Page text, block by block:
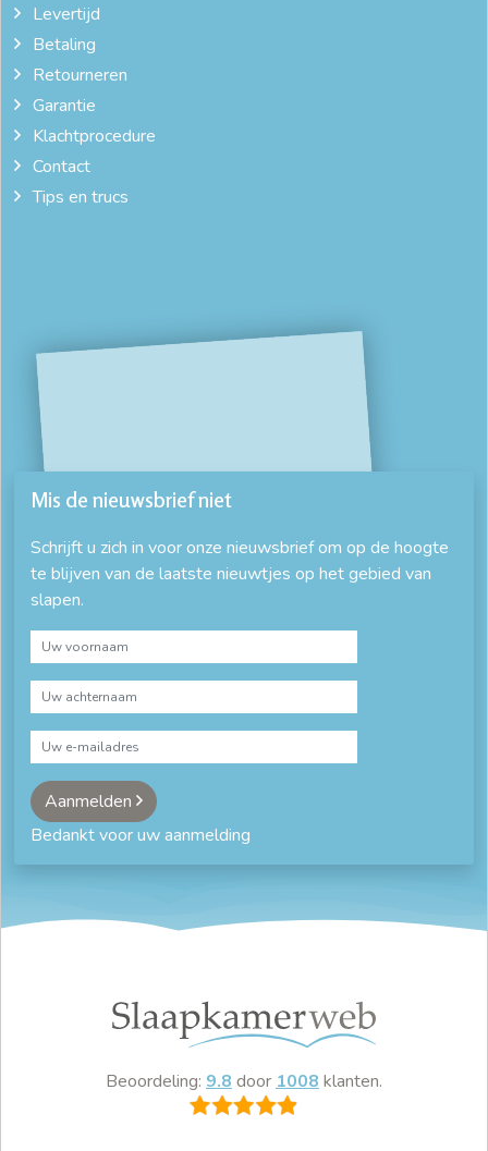
Levertijd
Betaling
Retourneren
Garantie
Klachtprocedure
Contact
Tips en trucs
Mis de nieuwsbrief niet
Schrijft u zich in voor onze nieuwsbrief om op de hoogte
te blijven van de laatste nieuwtjes op het gebied van
slapen.
Aanmelden
Bedankt voor uw aanmelding
Beoordeling: 9.8 door 1008 klanten.